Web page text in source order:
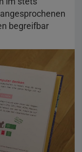
begreifbar